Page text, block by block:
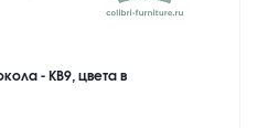
- KB9, цвета в